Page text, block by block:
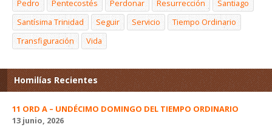
Pedro
Pentecostés Perdonar Resurrección
Santiago
Santísima Trinidad
Seguir Servicio
Tiempo Ordinario
Transfiguración
Vida
Homilías Recientes
11 ORD A – UNDÉCIMO DOMINGO DEL TIEMPO ORDINARIO
13 junio, 2026